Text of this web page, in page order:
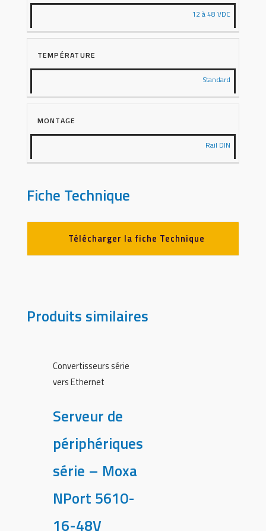
12 à 48 VDC
TEMPÉRATURE
Standard
MONTAGE
Rail DIN
Fiche Technique
Télécharger la fiche Technique
Produits similaires
Convertisseurs série
vers Ethernet
Serveur de
périphériques
série – Moxa
NPort 5610-
16-48V